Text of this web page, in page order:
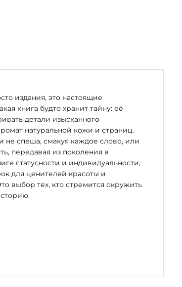
издания, это настоящие
книга будто хранит тайну: её
детали изысканного
натуральной кожи и страниц.
не спеша, смакуя каждое слово, или
передавая из поколения в
статусности и индивидуальности,
для ценителей красоты и
выбор тех, кто стремится окружить